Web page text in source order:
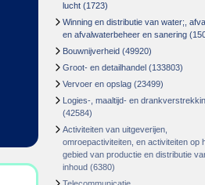
lucht (1723)
Winning en distributie van water;,
en afvalwaterbeheer en sanering
Bouwnijverheid (49920)
Groot- en detailhandel (133803)
Vervoer en opslag (23499)
Logies-, maaltijd- en
(42584)
Activiteiten van uitgeverijen,
omroepactiviteiten, en activiteiten op
gebied van productie en distributie
inhoud (6380)